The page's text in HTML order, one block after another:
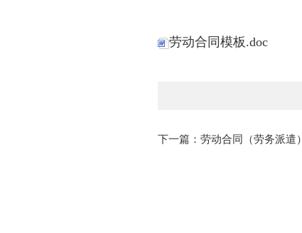
劳动合同模板.doc
下一篇：劳动合同（劳务派遣）